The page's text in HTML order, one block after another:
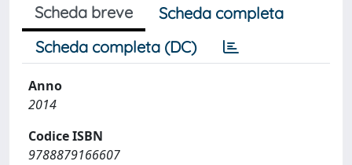
Scheda breve
Scheda completa
Scheda completa (DC)
Anno
2014
Codice ISBN
9788879166607